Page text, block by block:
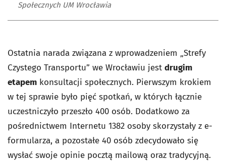
Społecznych UM Wrocławia
Ostatnia narada związana z wprowadzeniem „Strefy
Czystego Transportu” we Wrocławiu jest drugim
etapem konsultacji społecznych. Pierwszym krokiem
w tej sprawie było pięć spotkań, w których łącznie
uczestniczyło przeszło 400 osób. Dodatkowo za
pośrednictwem Internetu 1382 osoby skorzystały z e-
formularza, a pozostałe 40 osób zdecydowało się
wysłać swoje opinie pocztą mailową oraz tradycyjną.